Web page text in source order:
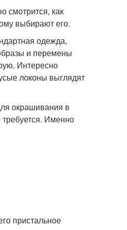
смотрится, как
выбирают его.
одежда,
и перемены
Интересно
локоны выглядят
окрашивания в
требуется. Именно
пристальное